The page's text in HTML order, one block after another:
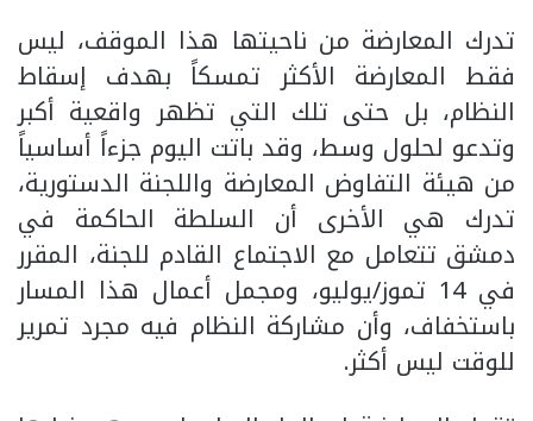
تدرك المعارضة من ناحيتها هذا الموقف، ليس
فقط المعارضة الأكثر تمسكاً بهدف إسقاط
النظام، بل حتى تلك التي تظهر واقعية أكبر
وتدعو لحلول وسط، وقد باتت اليوم جزءاً أساسياً
من هيئة التفاوض المعارضة واللجنة الدستورية،
تدرك هي الأخرى أن السلطة الحاكمة في
دمشق تتعامل مع الاجتماع القادم للجنة، المقرر
في 14 تموز/يوليو، ومجمل أعمال هذا المسار
باستخفاف، وأن مشاركة النظام فيه مجرد تمرير
للوقت ليس أكثر.